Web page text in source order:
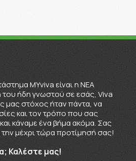
MYviva είναι η ΝΕΑ
του ήδη γνωστού σε εσάς, Viva
μας στόχος ήταν πάντα, να
και τον τρόπο που σας
κάναμε ένα βήμα ακόμα. Σας
μέχρι τώρα προτίμησή σας!
Καλέστε μας!